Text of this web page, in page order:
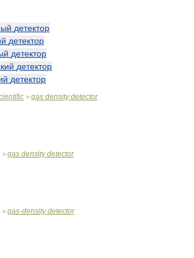
детектор
детектор
детектор
детектор
детектор
> gas density detector
> gas density detector
> gas-density detector